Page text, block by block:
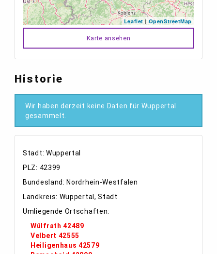
Leaflet |OpenStreetMap
Karte ansehen
Historie
Wir haben derzeit keine Daten für Wuppertal
gesammelt.
Stadt: Wuppertal
PLZ: 42399
Bundesland: Nordrhein-Westfalen
Landkreis: Wuppertal, Stadt
Umliegende Ortschaften:
Wülfrath 42489
Velbert 42555
Heiligenhaus 42579